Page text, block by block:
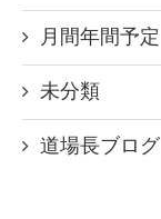
月間年間予定
未分類
道場長ブログ